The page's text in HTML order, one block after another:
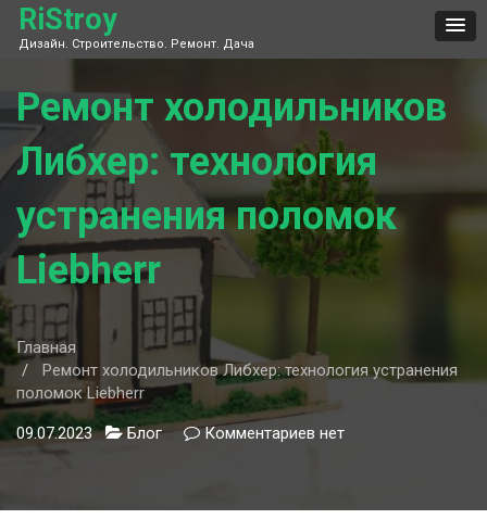
Skip
content
RiStroy
Дизайн. Строительство. Ремонт. Дача
Ремонт холодильников
Либхер: технология
устранения поломок
Liebherr
Главная
Ремонт холодильников Либхер: технология устранения
поломок Liebherr
09.07.2023 Блог Комментариев кнет